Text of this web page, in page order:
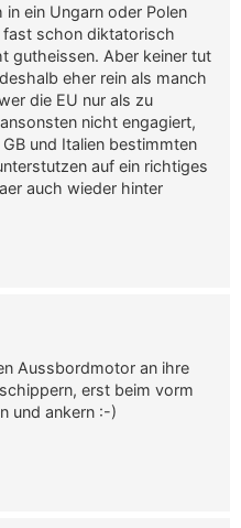
ein Ungarn oder Polen
fast schon diktatorisch
gutheissen. Aber keiner tut
eher rein als manch
die EU nur als zu
nicht engagiert,
und Italien bestimmten
auf ein richtiges
auch wieder hinter
Aussbordmotor an ihre
erst beim vorm
und ankern :-)